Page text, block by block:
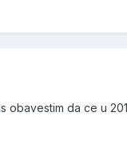
obavestim da ce u